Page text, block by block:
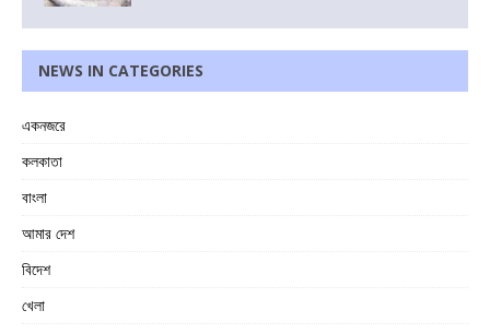
NEWS IN CATEGORIES
একনজরে
কলকাতা
বাংলা
আমার দেশ
বিদেশ
খেলা